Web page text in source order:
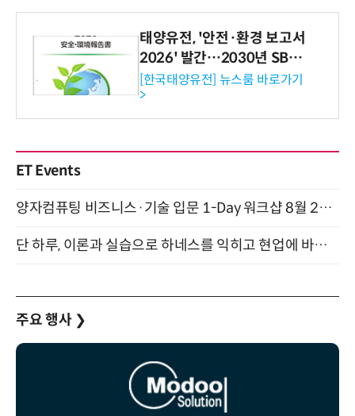
태양유전, '안전·환경 보고서
2026' 발간…2030년 SBT
수준 온실가스 감축 추진
[한국태양유전] 뉴스룸 바로가기
>
ET Events
양자컴퓨팅 비즈니스·기술 입문 1-Day 워크샵 8월 28일 개최
단 하루, 이론과 실습으로 하네스를 익히고 현업에 바로 쓰는 핸즈온 워크숍 (8/20)
주요 행사 ❯